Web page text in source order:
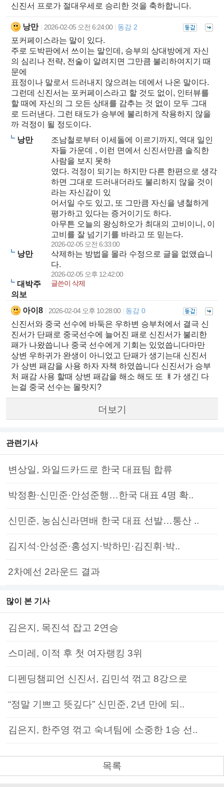
신진서 프로가 절대우세로 승리한 것을 축하합니다.
낭만 2026-02-05 오전 6:24:00 동감 2
포커페이스라는 말이 있다.
주로 도박판에서 쓰이는 말인데, 승부의 상대방에게 자신
의 심리나 전략, 전술이 알려지면 그만큼 불리하여지기 때
문에
표정이나 말로서 드러내지 않으려는 데에서 나온 말이다.
그런데 신진서는 포커페이스라고 할 것도 없이, 인터뷰를
할 때에 자신의 그 모든 상태를 감추는 것 없이 모두 그대
로 드러낸다. 그런 태도가 승부에 불리하게 작용하지 않을
까 걱정이 될 정도이다.
낭만
조남철로부터 이세돌에 이르기까지, 역대 일인
자들 가운데 , 이런 면에서 신진서만큼 솔직한
사람을 보지 못하
였다. 걱정이 되기는 하지만 다른 한편으로 생각
하면 그대로 드러내더라도 불리하지 않을 것이
라는 자신감이 있
어서일 수도 있고, 또 그만큼 자신을 냉철하게
평가하고 있다는 증거이기도 하다.
아무튼 오늘의 왕싱하오가 최대의 고비이니, 이
고비를 잘 넘기기를 바라고 또 믿는다.
2026-02-05 오전 6:33:00
낭만
삭제하는 방법을 몰라 수정으로 글을 없앴습니
다.
2026-02-05 오후 12:42:00
대박주
의보
글쓴이 삭제
아이8 2026-02-04 오후 10:28:00 동감 0
신진서와 중국 선수에 바둑은 우하변 승부처에서 결극 신
진서가 단패로 중국선수에 늘어진 패로 신진서가 불리한
패가 나왔씁니나 중국 선수에게 기회는 있었씁니다마만
상변 우하귀가 완생이 아니었고 단패가 생기는대 신진서
가 상변 패감을 사용 하자 자책 하였씁니다 신진서가 승부
처 패감 사용 할때 상변 패감을 해소 해도 또 ㅒ가 생긴 다
는걸 중국 선수는 몰랏지?
더보기
관련기사
변상일, 와일드카드로 한국 대표팀 합류
박정환·신민준·안성준행…한국 대표 4명 확..
신민준, 농심신라면배 한국 대표 선발…통산 ..
김지석·안성준·홍성지·박하민·김진휘·박..
2차예선 2라운드 결과
많이 본 기사
김은지, 목진석 잡고 2연승
스미레, 이적 후 첫 여자랭킹 3위
디펜딩챔피언 신진서, 김민석 꺾고 8강으로
“정말 기쁘고 뜻깊다” 신민준, 2년 만에 되..
김은지, 한주영 꺾고 숙녀팀에 소중한 1승 선..
목록